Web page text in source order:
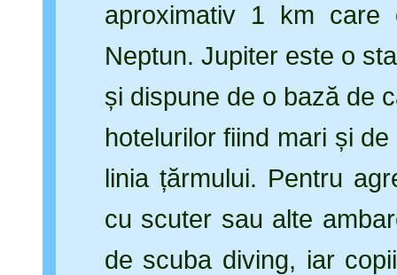
aproximativ 1 km care
Neptun. Jupiter este o
și dispune de o bază de
hotelurilor fiind mari și
linia țărmului. Pentru
cu scuter sau alte
de scuba diving, iar